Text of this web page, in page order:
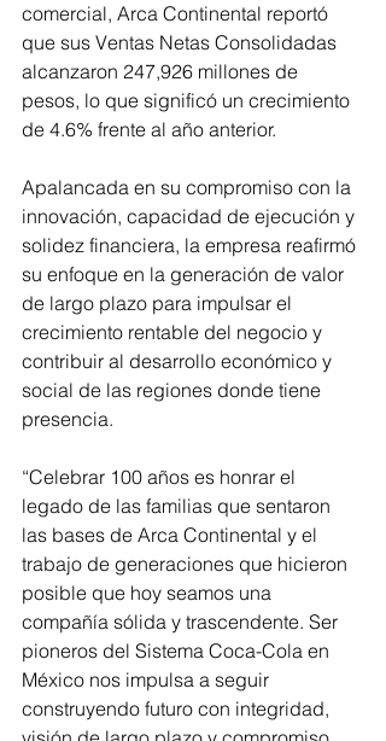
comercial, Arca Continental reportó
que sus Ventas Netas Consolidadas
alcanzaron 247,926 millones de
pesos, lo que significó un crecimiento
de 4.6% frente al año anterior.
Apalancada en su compromiso con la
innovación, capacidad de ejecución y
solidez financiera, la empresa reafirmó
su enfoque en la generación de valor
de largo plazo para impulsar el
crecimiento rentable del negocio y
contribuir al desarrollo económico y
social de las regiones donde tiene
presencia.
“Celebrar 100 años es honrar el
legado de las familias que sentaron
las bases de Arca Continental y el
trabajo de generaciones que hicieron
posible que hoy seamos una
compañía sólida y trascendente. Ser
pioneros del Sistema Coca-Cola en
México nos impulsa a seguir
construyendo futuro con integridad,